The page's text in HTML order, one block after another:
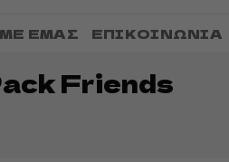
ΕΜΆΣ ΕΠΙΚΟΙΝΩΝΙΑ
Friends